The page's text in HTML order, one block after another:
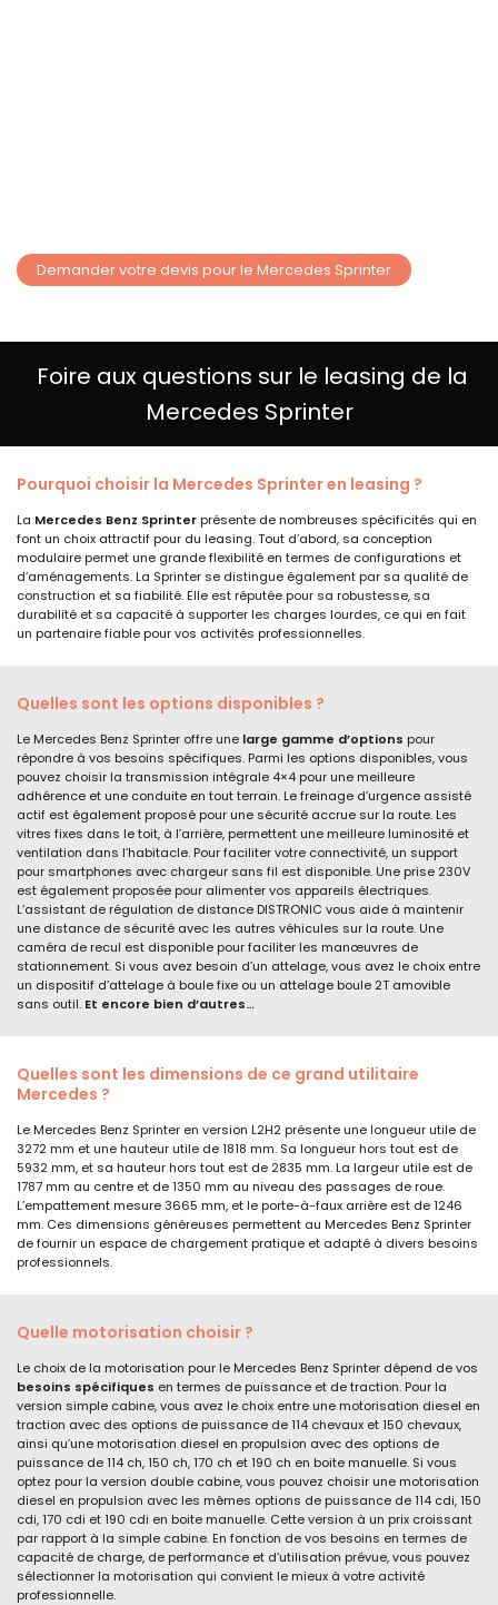
Demander votre devis pour le Mercedes Sprinter
Foire aux questions sur le leasing de la
Mercedes Sprinter
Pourquoi choisir la Mercedes Sprinter en leasing ?
La Mercedes Benz Sprinter présente de nombreuses spécificités qui en
font un choix attractif pour du leasing. Tout d’abord, sa conception
modulaire permet une grande flexibilité en termes de configurations et
d’aménagements. La Sprinter se distingue également par sa qualité de
construction et sa fiabilité. Elle est réputée pour sa robustesse, sa
durabilité et sa capacité à supporter les charges lourdes, ce qui en fait
un partenaire fiable pour vos activités professionnelles.
Quelles sont les options disponibles ?
Le Mercedes Benz Sprinter offre une large gamme d’options pour
répondre à vos besoins spécifiques. Parmi les options disponibles, vous
pouvez choisir la transmission intégrale 4×4 pour une meilleure
adhérence et une conduite en tout terrain. Le freinage d’urgence assisté
actif est également proposé pour une sécurité accrue sur la route. Les
vitres fixes dans le toit, à l’arrière, permettent une meilleure luminosité et
ventilation dans l’habitacle. Pour faciliter votre connectivité, un support
pour smartphones avec chargeur sans fil est disponible. Une prise 230V
est également proposée pour alimenter vos appareils électriques.
L’assistant de régulation de distance DISTRONIC vous aide à maintenir
une distance de sécurité avec les autres véhicules sur la route. Une
caméra de recul est disponible pour faciliter les manœuvres de
stationnement. Si vous avez besoin d’un attelage, vous avez le choix entre
un dispositif d’attelage à boule fixe ou un attelage boule 2T amovible
sans outil. Et encore bien d’autres…
Quelles sont les dimensions de ce grand utilitaire
Mercedes ?
Le Mercedes Benz Sprinter en version L2H2 présente une longueur utile de
3272 mm et une hauteur utile de 1818 mm. Sa longueur hors tout est de
5932 mm, et sa hauteur hors tout est de 2835 mm. La largeur utile est de
1787 mm au centre et de 1350 mm au niveau des passages de roue.
L’empattement mesure 3665 mm, et le porte-à-faux arrière est de 1246
mm. Ces dimensions généreuses permettent au Mercedes Benz Sprinter
de fournir un espace de chargement pratique et adapté à divers besoins
professionnels.
Quelle motorisation choisir ?
Le choix de la motorisation pour le Mercedes Benz Sprinter dépend de vos
besoins spécifiques en termes de puissance et de traction. Pour la
version simple cabine, vous avez le choix entre une motorisation diesel en
traction avec des options de puissance de 114 chevaux et 150 chevaux,
ainsi qu’une motorisation diesel en propulsion avec des options de
puissance de 114 ch, 150 ch, 170 ch et 190 ch en boite manuelle. Si vous
optez pour la version double cabine, vous pouvez choisir une motorisation
diesel en propulsion avec les mêmes options de puissance de 114 cdi, 150
cdi, 170 cdi et 190 cdi en boite manuelle. Cette version à un prix croissant
par rapport à la simple cabine. En fonction de vos besoins en termes de
capacité de charge, de performance et d’utilisation prévue, vous pouvez
sélectionner la motorisation qui convient le mieux à votre activité
professionnelle.